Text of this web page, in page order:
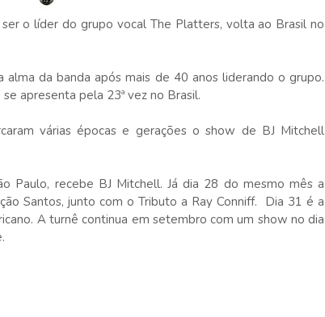
o líder do grupo vocal The Platters, volta ao Brasil no
da banda após mais de 40 anos liderando o grupo.
apresenta pela 23ª vez no Brasil.
várias épocas e gerações o show de BJ Mitchell
Paulo, recebe BJ Mitchell. Já dia 28 do mesmo mês a
Santos, junto com o Tributo a Ray Conniff. Dia 31 é a
A turnê continua em setembro com um show no dia